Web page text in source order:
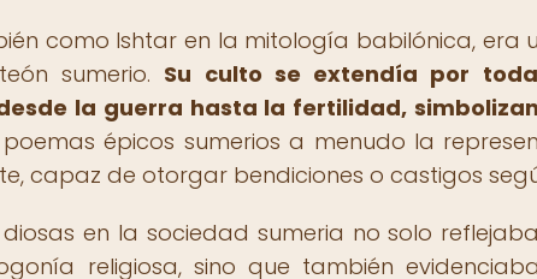
como Ishtar en la mitología babilónica, era
sumerio. Su culto se extendía por
la guerra hasta la fertilidad,
poemas épicos sumerios a menudo la
capaz de otorgar bendiciones o castigos
en la sociedad sumeria no solo
religiosa, sino que también